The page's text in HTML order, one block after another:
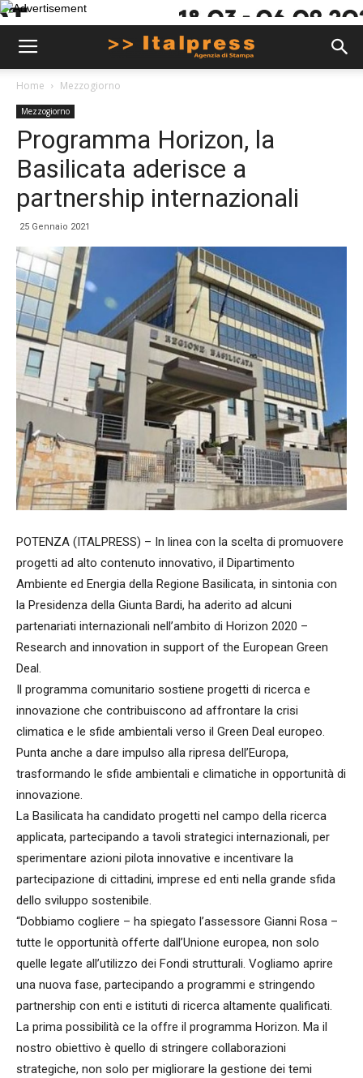
Home Mezzogiorno
Mezzogiorno
Programma Horizon, la
Basilicata aderisce a
partnership internazionali
25 Gennaio 2021
POTENZA (ITALPRESS) – In linea con la scelta di promuovere
progetti ad alto contenuto innovativo, il Dipartimento
Ambiente ed Energia della Regione Basilicata, in sintonia con
la Presidenza della Giunta Bardi, ha aderito ad alcuni
partenariati internazionali nell’ambito di Horizon 2020 –
Research and innovation in support of the European Green
Deal.
Il programma comunitario sostiene progetti di ricerca e
innovazione che contribuiscono ad affrontare la crisi
climatica e le sfide ambientali verso il Green Deal europeo.
Punta anche a dare impulso alla ripresa dell’Europa,
trasformando le sfide ambientali e climatiche in opportunità di
innovazione.
La Basilicata ha candidato progetti nel campo della ricerca
applicata, partecipando a tavoli strategici internazionali, per
sperimentare azioni pilota innovative e incentivare la
partecipazione di cittadini, imprese ed enti nella grande sfida
dello sviluppo sostenibile.
“Dobbiamo cogliere – ha spiegato l’assessore Gianni Rosa –
tutte le opportunità offerte dall’Unione europea, non solo
quelle legate all’utilizzo dei Fondi strutturali. Vogliamo aprire
una nuova fase, partecipando a programmi e stringendo
partnership con enti e istituti di ricerca altamente qualificati.
La prima possibilità ce la offre il programma Horizon. Ma il
nostro obiettivo è quello di stringere collaborazioni
strategiche, non solo per migliorare la gestione dei temi